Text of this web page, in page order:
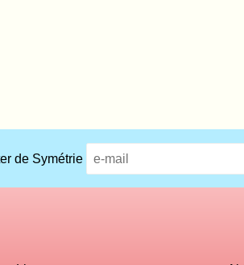
de Symétrie